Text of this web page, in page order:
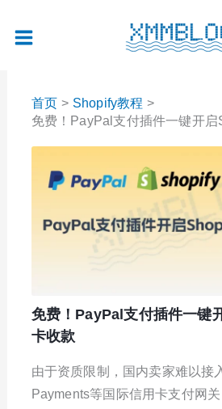
首页
Shopify教程
免费！PayPal支付插件一键开
免费！PayPal支付插件一键
卡收款
由于资质限制，国内卖家难以接
Payments等国际信用卡支付网